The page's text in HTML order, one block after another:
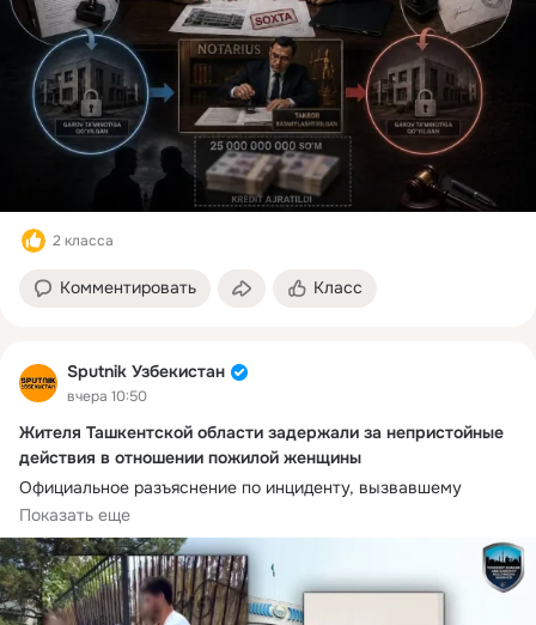
По данному факту возбуждено уголовное дело, ведется
следствие.
2 класса
Комментировать Класс
Sputnik Узбекистан
вчера 10:50
Жителя Ташкентской области задержали за непристойные
действия в отношении пожилой женщины
Официальное разъяснение по инциденту, вызвавшему
обсуждение в социальных сетях, опубликовало ГУВД города
Ташкента.
По данным ведомства, утром 4 августа в микрорайоне
Яшнобод Ташкентской области 21-летний мужчина,
находившийся в состоянии алкогольного опьянения,
Показать еще